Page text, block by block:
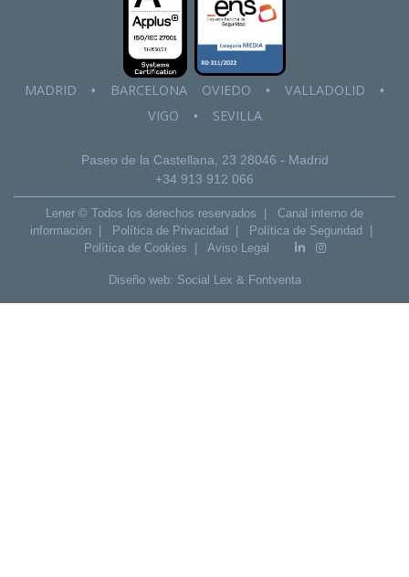
MADRID • BARCELONA OVIEDO • VALLADOLID •
VIGO • SEVILLA
Paseo de la Castellana, 23 28046 - Madrid
+34 913 912 066
Lener © Todos los derechos reservados | Canal interno de
información| Política de Privacidad Política de Seguridad
Política de Cookies
Aviso Legal
Diseño web: Social Lex & Fontventa